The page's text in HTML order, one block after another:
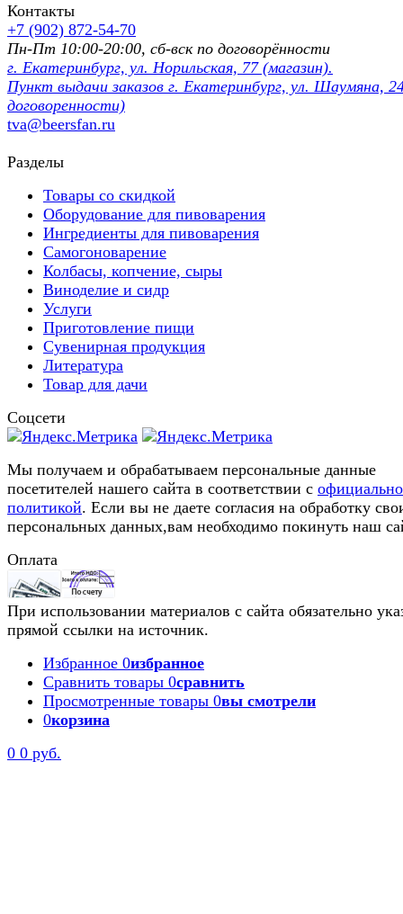
Контакты
+7 (902) 872-54-70
Пн-Пт 10:00-20:00, сб-вск по договорённости
г. Екатеринбург, ул. Норильская, 77 (магазин).
Пункт выдачи заказов г. Екатеринбург, ул. Шаумяна,
договоренности)
tva@beersfan.ru
Разделы
Товары со скидкой
Оборудование для пивоварения
Ингредиенты для пивоварения
Самогоноварение
Колбасы, копчение, сыры
Виноделие и сидр
Услуги
Приготовление пищи
Сувенирная продукция
Литература
Товар для дачи
Соцсети
Мы получаем и обрабатываем персональные данные
посетителей нашего сайта в соответствии с
политикой. Если вы не даете согласия на обработку
персональных данных,вам необходимо покинуть наш
Оплата
При использовании материалов с сайта обязательно
прямой ссылки на источник.
Избранное 0избранное
Сравнить товары 0сравнить
Просмотренные товары 0вы смотрели
0корзина
0 0 руб.